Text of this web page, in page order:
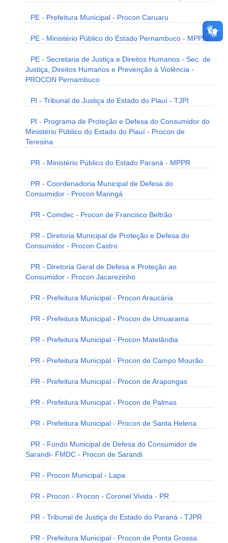
PE - Prefeitura Municipal - Procon Caruaru
PE - Ministério Público do Estado Pernambuco - MPPE
PE - Secretaria de Justiça e Direitos Humanos - Sec. de
Justiça, Direitos Humanos e Prevenção à Violência -
PROCON Pernambuco
PI - Tribunal de Justiça do Estado do Piauí - TJPI
PI - Programa de Proteção e Defesa do Consumidor do
Ministério Público do Estado do Piauí - Procon de
Teresina
PR - Ministério Público do Estado Paraná - MPPR
PR - Coordenadoria Municipal de Defesa do
Consumidor - Procon Maringá
PR - Comdec - Procon de Francisco Beltrão
PR - Diretoria Municipal de Proteção e Defesa do
Consumidor - Procon Castro
PR - Diretoria Geral de Defesa e Proteção ao
Consumidor - Procon Jacarezinho
PR - Prefeitura Municipal - Procon Araucária
PR - Prefeitura Municipal - Procon de Umuarama
PR - Prefeitura Municipal - Procon Matelândia
PR - Prefeitura Municipal - Procon de Campo Mourão
PR - Prefeitura Municipal - Procon de Arapongas
PR - Prefeitura Municipal - Procon de Palmas
PR - Prefeitura Municipal - Procon de Santa Helena
PR - Fundo Municipal de Defesa do Consumidor de
Sarandi- FMDC - Procon de Sarandi
PR - Procon Municipal - Lapa
PR - Procon - Procon - Coronel Vivida - PR
PR - Tribunal de Justiça do Estado do Paraná - TJPR
PR - Prefeitura Municipal - Procon de Ponta Grossa